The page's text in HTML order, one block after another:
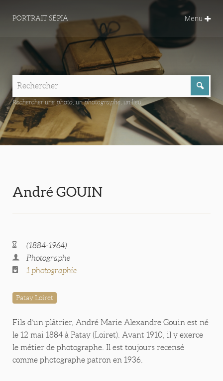
PORTRAIT SÉPIA Menu
Rechercher une photo, un photographe, un lieu...
André GOUIN
(1884-1964)
Photographe
1 photographie
Patay Loiret
Fils d’un plâtrier, André Marie Alexandre Gouin est né
le 12 mai 1884 à Patay (Loiret). Avant 1910, il y exerce
le métier de photographe. Il est toujours recensé
comme photographe patron en 1936.